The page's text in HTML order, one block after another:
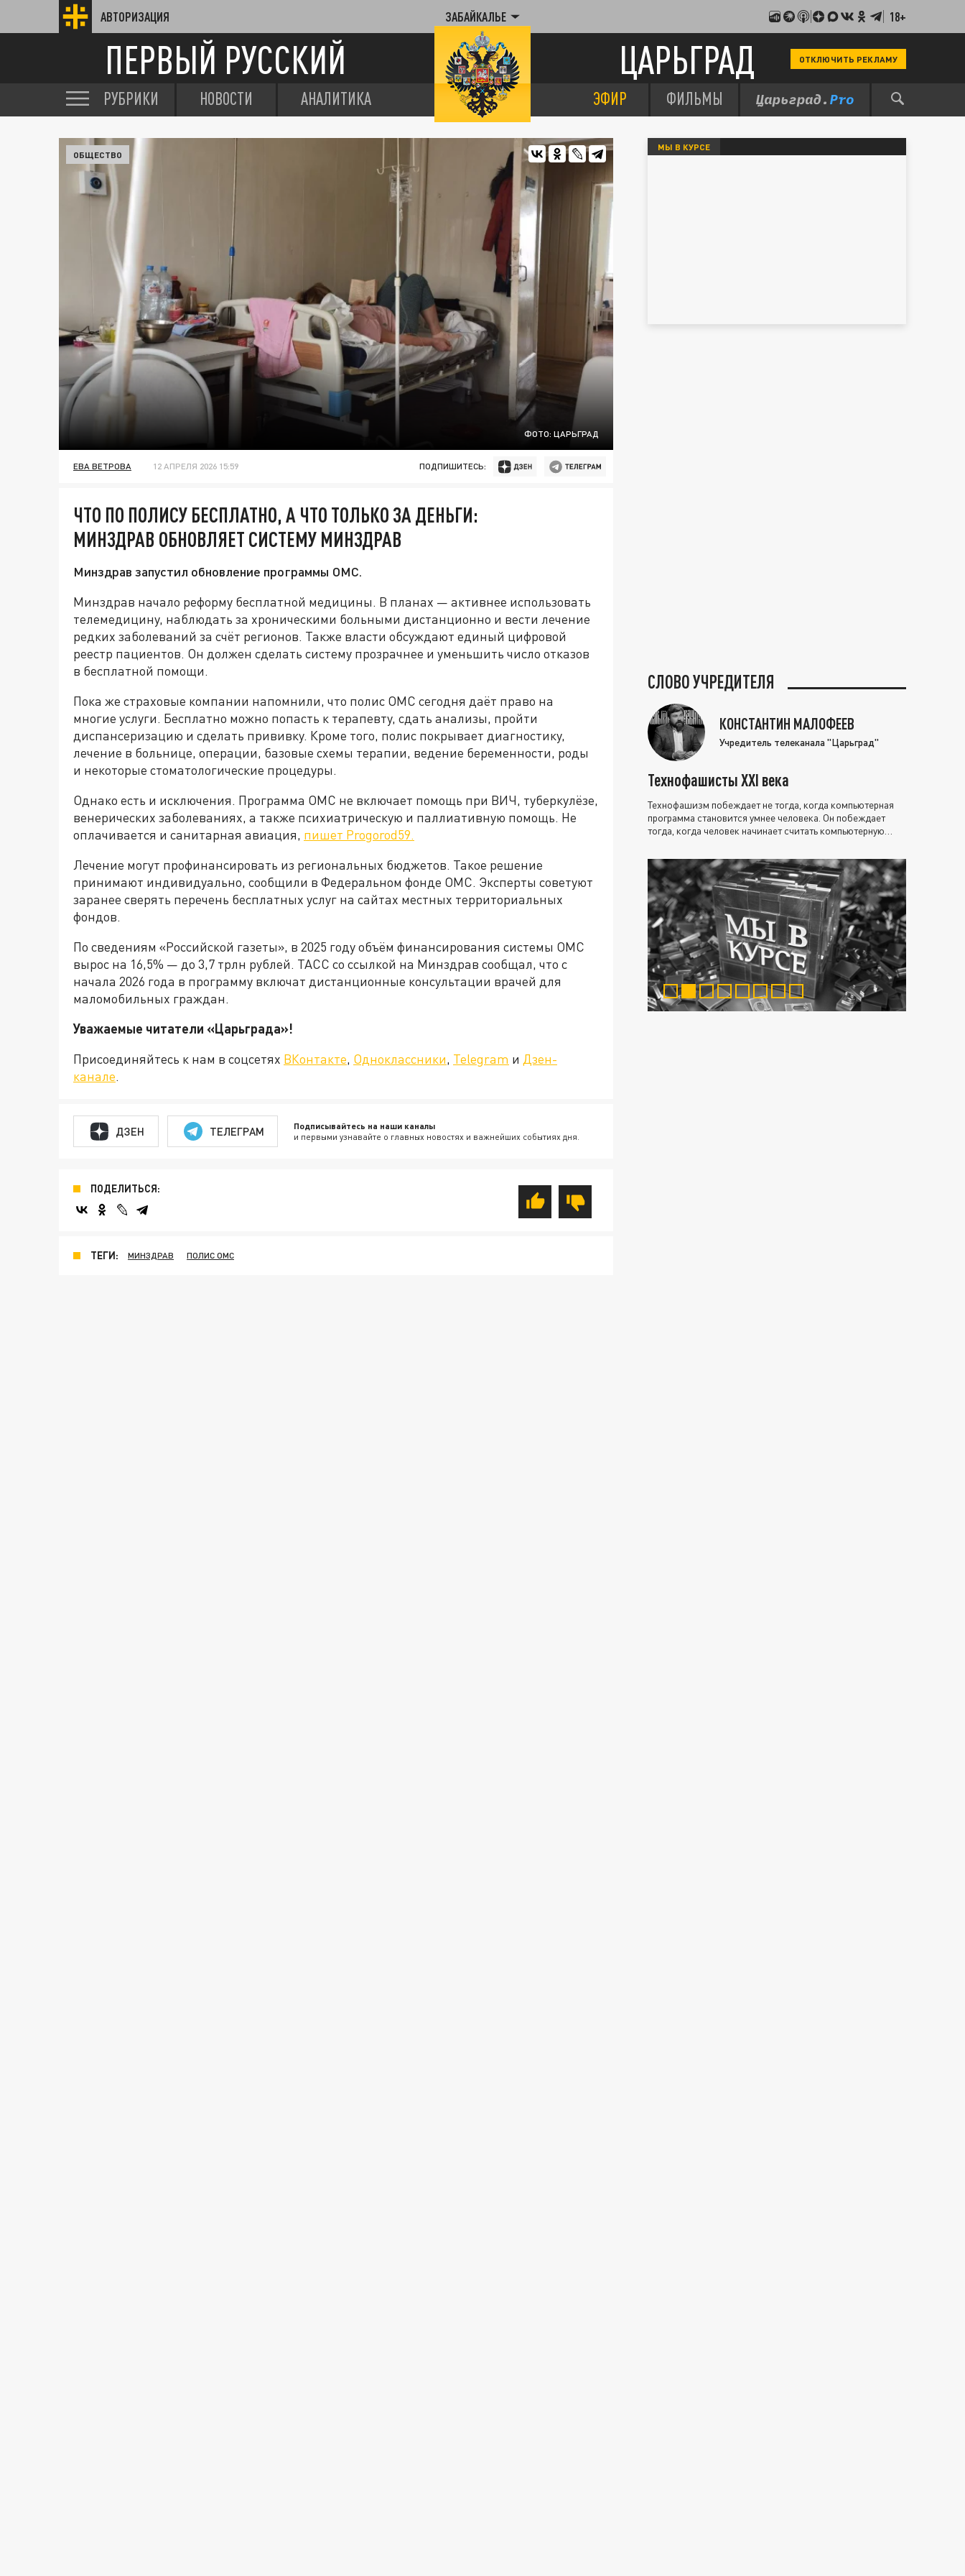
АВТОРИЗАЦИЯ ЗАБАЙКАЛЬЕ 18+
ПЕРВЫЙ РУССКИЙ ЦАРЬГРАД ОТКЛЮЧИТЬ РЕКЛАМУ
РУБРИКИ НОВОСТИ АНАЛИТИКА ЭФИР ФИЛЬМЫ
ФОТО: ЦАРЬГРАД
ОБЩЕСТВО
ЕВА ВЕТРОВА 12 АПРЕЛЯ 2026 15:59 ПОДПИШИТЕСЬ:
ЧТО ПО ПОЛИСУ БЕСПЛАТНО, А ЧТО ТОЛЬКО ЗА ДЕНЬГИ:
МИНЗДРАВ ОБНОВЛЯЕТ СИСТЕМУ МИНЗДРАВ
Минздрав запустил обновление программы ОМС.
Минздрав начало реформу бесплатной медицины. В планах — активнее использовать
телемедицину, наблюдать за хроническими больными дистанционно и вести лечение
редких заболеваний за счёт регионов. Также власти обсуждают единый цифровой
реестр пациентов. Он должен сделать систему прозрачнее и уменьшить число отказов
в бесплатной помощи.
Пока же страховые компании напомнили, что полис ОМС сегодня даёт право на
многие услуги. Бесплатно можно попасть к терапевту, сдать анализы, пройти
диспансеризацию и сделать прививку. Кроме того, полис покрывает диагностику,
лечение в больнице, операции, базовые схемы терапии, ведение беременности, роды
и некоторые стоматологические процедуры.
Однако есть и исключения. Программа ОМС не включает помощь при ВИЧ, туберкулёзе,
венерических заболеваниях, а также психиатрическую и паллиативную помощь. Не
оплачивается и санитарная авиация, пишет Progorod59.
Лечение могут профинансировать из региональных бюджетов. Такое решение
принимают индивидуально, сообщили в Федеральном фонде ОМС. Эксперты советуют
заранее сверять перечень бесплатных услуг на сайтах местных территориальных
фондов.
По сведениям «Российской газеты», в 2025 году объём финансирования системы ОМС
вырос на 16,5% — до 3,7 трлн рублей. ТАСС со ссылкой на Минздрав сообщал, что с
начала 2026 года в программу включат дистанционные консультации врачей для
маломобильных граждан.
Уважаемые читатели «Царьграда»!
Присоединяйтесь к нам в соцсетях ВКонтакте, Одноклассники, Telegram и Дзен-
канале.
ДЗЕН ТЕЛЕГРАМ Подписывайтесь на наши каналы
и первыми узнавайте о главных новостях и важнейших событиях дня.
ПОДЕЛИТЬСЯ:
ТЕГИ: МИНЗДРАВ ПОЛИС ОМС
МЫ В КУРСЕ
СЛОВО УЧРЕДИТЕЛЯ
КОНСТАНТИН МАЛОФЕЕВ
Учредитель телеканала "Царьград"
Технофашисты XXI века
Технофашизм побеждает не тогда, когда компьютерная
программа становится умнее человека. Он побеждает
тогда, когда человек начинает считать компьютерную